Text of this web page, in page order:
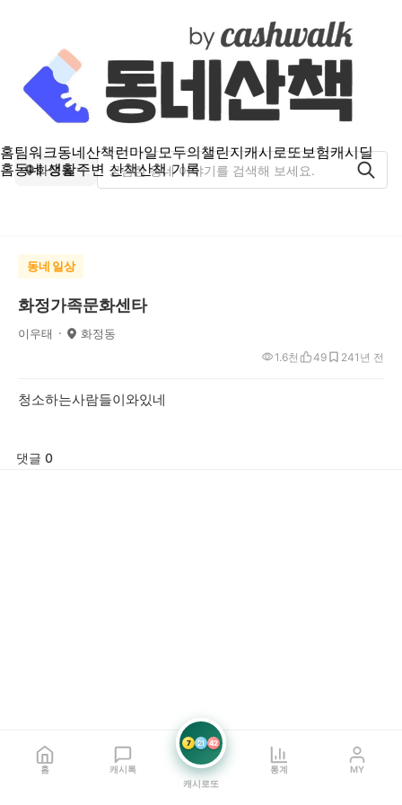
홈팀워크동네산책런마일모두의챌린지캐시로또보험캐시딜
홈동네 생활주변 산책산책 기록
화정동
동네 일상
화정가족문화센타
이우태 화정동
1년 전
1.6천 49 24
청소하는사람들이와있네
댓글 0
홈 캐시톡
7 21 42
캐시로또
통계 MY